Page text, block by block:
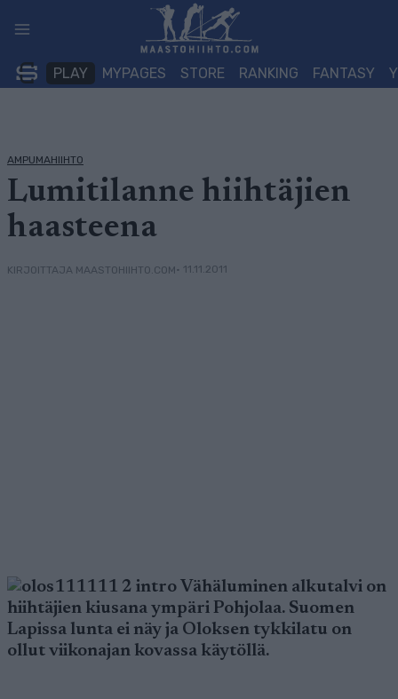
sisältöön
PLAY MYPAGES STORE RANKING FANTASY
AMPUMAHIIHTO
Lumitilanne hiihtäjien
haasteena
KIRJOITTAJA MAASTOHIIHTO.COM• 11.11.2011
Vähäluminen alkutalvi on
hiihtäjien kiusana ympäri Pohjolaa. Suomen
Lapissa lunta ei näy ja Oloksen tykkilatu on
ollut viikonajan kovassa käytöllä.